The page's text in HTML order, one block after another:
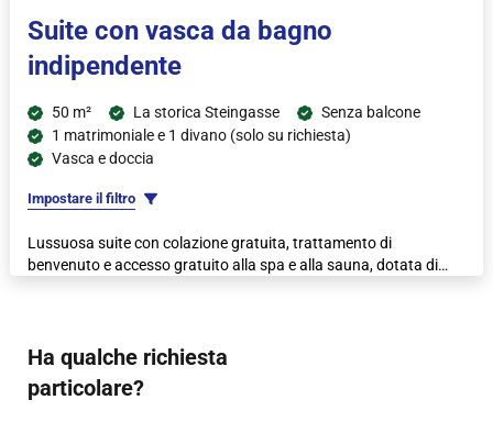
Suite con vasca da bagno
indipendente
50 m² La storica Steingasse
Senza balcone
1 matrimoniale e 1 divano (solo su richiesta)
Vasca e doccia
Impostare il filtro
Lussuosa suite con colazione gratuita, trattamento di
benvenuto e accesso gratuito alla spa e alla sauna, dotata di
Ha qualche richiesta
particolare?